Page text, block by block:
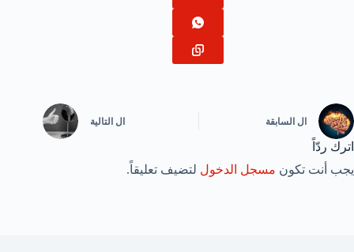
ال السابقة ال التالية
اترك ردّاً
يجب أنت تكون مسجل الدخول لتضيف تعليقاً.